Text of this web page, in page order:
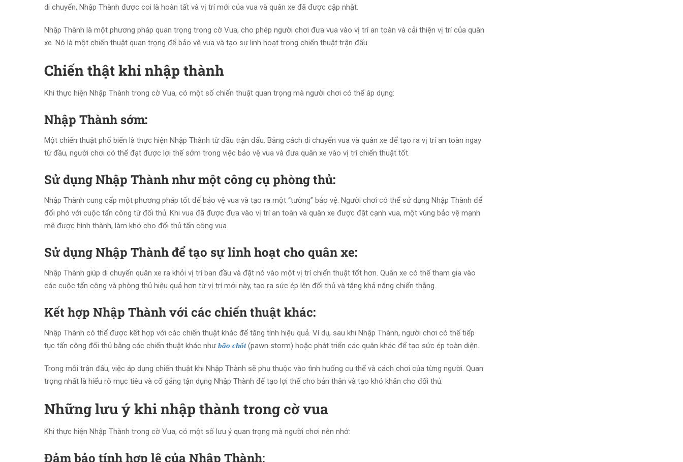
di chuyển, Nhập Thành được coi là hoàn tất và vị trí mới của vua và quân xe đã được cập nhật.
Nhập Thành là một phương pháp quan trọng trong cờ Vua, cho phép người chơi đưa vua vào vị trí an toàn và cải thiện vị trí của quân
xe. Nó là một chiến thuật quan trọng để bảo vệ vua và tạo sự linh hoạt trong chiến thuật trận đấu.
Chiến thật khi nhập thành
Khi thực hiện Nhập Thành trong cờ Vua, có một số chiến thuật quan trọng mà người chơi có thể áp dụng:
Nhập Thành sớm:
Một chiến thuật phổ biến là thực hiện Nhập Thành từ đầu trận đấu. Bằng cách di chuyển vua và quân xe để tạo ra vị trí an toàn ngay
từ đầu, người chơi có thể đạt được lợi thế sớm trong việc bảo vệ vua và đưa quân xe vào vị trí chiến thuật tốt.
Sử dụng Nhập Thành như một công cụ phòng thủ:
Nhập Thành cung cấp một phương pháp tốt để bảo vệ vua và tạo ra một “tường” bảo vệ. Người chơi có thể sử dụng Nhập Thành để
đối phó với cuộc tấn công từ đối thủ. Khi vua đã được đưa vào vị trí an toàn và quân xe được đặt cạnh vua, một vùng bảo vệ mạnh
mẽ được hình thành, làm khó cho đối thủ tấn công vua.
Sử dụng Nhập Thành để tạo sự linh hoạt cho quân xe:
Nhập Thành giúp di chuyển quân xe ra khỏi vị trí ban đầu và đặt nó vào một vị trí chiến thuật tốt hơn. Quân xe có thể tham gia vào
các cuộc tấn công và phòng thủ hiệu quả hơn từ vị trí mới này, tạo ra sức ép lên đối thủ và tăng khả năng chiến thắng.
Kết hợp Nhập Thành với các chiến thuật khác:
Nhập Thành có thể được kết hợp với các chiến thuật khác để tăng tính hiệu quả. Ví dụ, sau khi Nhập Thành, người chơi có thể tiếp
tục tấn công đối thủ bằng các chiến thuật khác nhưbão chốt (pawn storm) hoặc phát triển các quân khác để tạo sức ép toàn diện.
Trong mỗi trận đấu, việc áp dụng chiến thuật khi Nhập Thành sẽ phụ thuộc vào tình huống cụ thể và cách chơi của từng người. Quan
trọng nhất là hiểu rõ mục tiêu và cố gắng tận dụng Nhập Thành để tạo lợi thế cho bản thân và tạo khó khăn cho đối thủ.
Những lưu ý khi nhập thành trong cờ vua
Khi thực hiện Nhập Thành trong cờ Vua, có một số lưu ý quan trọng mà người chơi nên nhớ:
Đảm bảo tính hợp lệ của Nhập Thành: